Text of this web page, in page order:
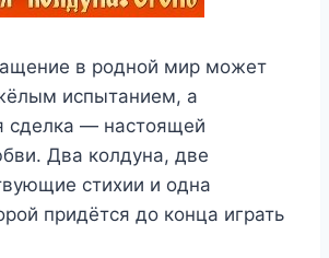
в родной мир может
испытанием, а
сделка — настоящей
Два колдуна, две
стихии и одна
придётся до конца играть